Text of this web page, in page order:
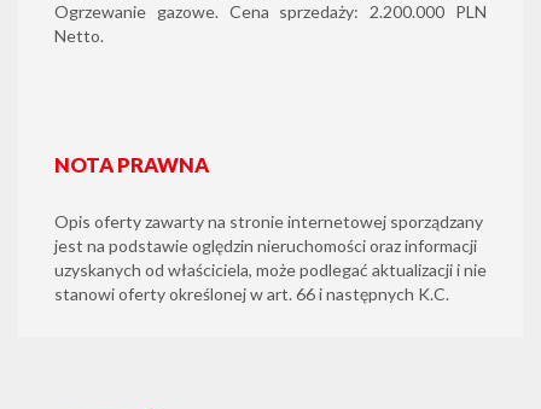
Ogrzewanie gazowe. Cena sprzedaży: 2.200.000 PLN
Netto.
NOTA PRAWNA
Opis oferty zawarty na stronie internetowej sporządzany
jest na podstawie oględzin nieruchomości oraz informacji
uzyskanych od właściciela, może podlegać aktualizacji i nie
stanowi oferty określonej w art. 66 i następnych K.C.